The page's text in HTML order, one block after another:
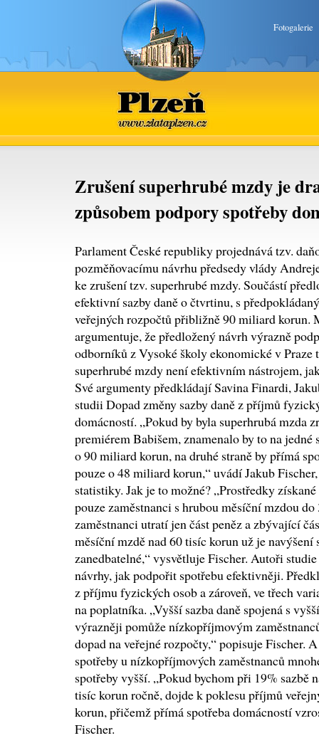
Fotogalerie
Plzeň
www.zlataplzen.cz
Zrušení superhrubé mzdy je
způsobem podpory spotřeby
Parlament České republiky projednává tzv.
pozměňovacímu návrhu předsedy vlády
ke zrušení tzv. superhrubé mzdy. Součástí
efektivní sazby daně o čtvrtinu, s
veřejných rozpočtů přibližně 90 miliard korun.
argumentuje, že předložený návrh výrazně
odborníků z Vysoké školy ekonomické v Praze
superhrubé mzdy není efektivním nástrojem,
Své argumenty předkládají Savina Finardi,
studii Dopad změny sazby daně z příjmů
domácností. „Pokud by byla superhrubá mzda
premiérem Babišem, znamenalo by to na
o 90 miliard korun, na druhé straně by přímá
pouze o 48 miliard korun,“ uvádí Jakub
statistiky. Jak je to možné? „Prostředky
pouze zaměstnanci s hrubou měsíční mzdou
zaměstnanci utratí jen část peněz a zbývající
měsíční mzdě nad 60 tisíc korun už je
zanedbatelné,“ vysvětluje Fischer. Autoři
návrhy, jak podpořit spotřebu efektivněji.
z příjmu fyzických osob a zároveň, ve třech
na poplatníka. „Vyšší sazba daně spojená s
výrazněji pomůže nízkopříjmovým
dopad na veřejné rozpočty,“ popisuje Fischer.
spotřeby u nízkopříjmových zaměstnanců
spotřeby vyšší. „Pokud bychom při 19% sazbě
tisíc korun ročně, dojde k poklesu příjmů
korun, přičemž přímá spotřeba domácností
Fischer.